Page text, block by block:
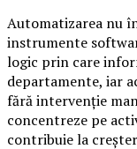
Automatizarea nu
instrumente
logic prin care
departamente, iar
fără intervenție
concentreze pe
contribuie la